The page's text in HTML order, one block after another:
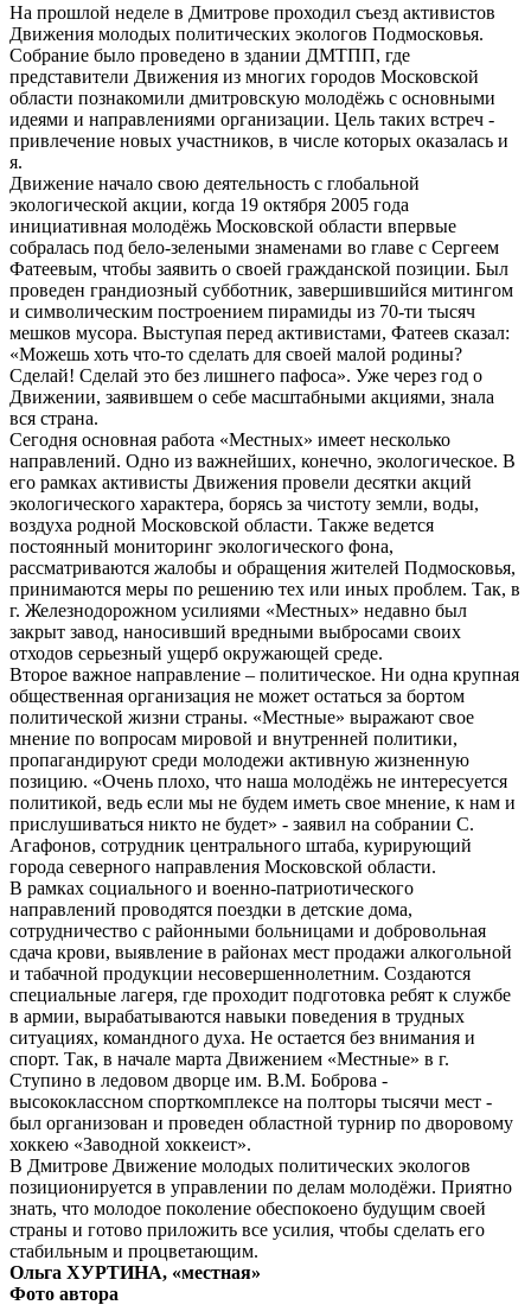
На прошлой неделе в Дмитрове проходил съезд активистов
Движения молодых политических экологов Подмосковья.
Собрание было проведено в здании ДМТПП, где
представители Движения из многих городов Московской
области познакомили дмитровскую молодёжь с основными
идеями и направлениями организации. Цель таких встреч -
привлечение новых участников, в числе которых оказалась и
я.
Движение начало свою деятельность с глобальной
экологической акции, когда 19 октября 2005 года
инициативная молодёжь Московской области впервые
собралась под бело-зелеными знаменами во главе с Сергеем
Фатеевым, чтобы заявить о своей гражданской позиции. Был
проведен грандиозный субботник, завершившийся митингом
и символическим построением пирамиды из 70-ти тысяч
мешков мусора. Выступая перед активистами, Фатеев сказал:
«Можешь хоть что-то сделать для своей малой родины?
Сделай! Сделай это без лишнего пафоса». Уже через год о
Движении, заявившем о себе масштабными акциями, знала
вся страна.
Сегодня основная работа «Местных» имеет несколько
направлений. Одно из важнейших, конечно, экологическое. В
его рамках активисты Движения провели десятки акций
экологического характера, борясь за чистоту земли, воды,
воздуха родной Московской области. Также ведется
постоянный мониторинг экологического фона,
рассматриваются жалобы и обращения жителей Подмосковья,
принимаются меры по решению тех или иных проблем. Так, в
г. Железнодорожном усилиями «Местных» недавно был
закрыт завод, наносивший вредными выбросами своих
отходов серьезный ущерб окружающей среде.
Второе важное направление – политическое. Ни одна крупная
общественная организация не может остаться за бортом
политической жизни страны. «Местные» выражают свое
мнение по вопросам мировой и внутренней политики,
пропагандируют среди молодежи активную жизненную
позицию. «Очень плохо, что наша молодёжь не интересуется
политикой, ведь если мы не будем иметь свое мнение, к нам и
прислушиваться никто не будет» - заявил на собрании С.
Агафонов, сотрудник центрального штаба, курирующий
города северного направления Московской области.
В рамках социального и военно-патриотического
направлений проводятся поездки в детские дома,
сотрудничество с районными больницами и добровольная
сдача крови, выявление в районах мест продажи алкогольной
и табачной продукции несовершеннолетним. Создаются
специальные лагеря, где проходит подготовка ребят к службе
в армии, вырабатываются навыки поведения в трудных
ситуациях, командного духа. Не остается без внимания и
спорт. Так, в начале марта Движением «Местные» в г.
Ступино в ледовом дворце им. В.М. Боброва -
высококлассном спорткомплексе на полторы тысячи мест -
был организован и проведен областной турнир по дворовому
хоккею «Заводной хоккеист».
В Дмитрове Движение молодых политических экологов
позиционируется в управлении по делам молодёжи. Приятно
знать, что молодое поколение обеспокоено будущим своей
страны и готово приложить все усилия, чтобы сделать его
стабильным и процветающим.
Ольга ХУРТИНА, «местная»
Фото автора